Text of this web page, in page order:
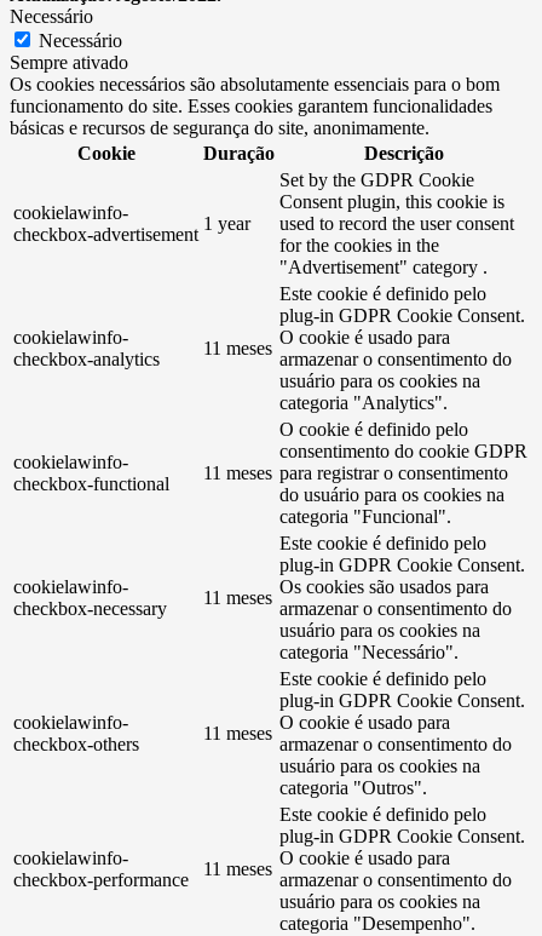
Necessário
Necessário
Sempre ativado
Os cookies necessários são absolutamente essenciais para o bom
funcionamento do site. Esses cookies garantem funcionalidades
básicas e recursos de segurança do site, anonimamente.
Cookie
Duração Descrição
cookielawinfo-
checkbox-advertisement
1 year
Set by the GDPR Cookie
Consent plugin, this cookie is
used to record the user consent
for the cookies in the
"Advertisement" category .
cookielawinfo-
checkbox-analytics
11 meses
Este cookie é definido pelo
plug-in GDPR Cookie Consent.
O cookie é usado para
armazenar o consentimento do
usuário para os cookies na
categoria "Analytics".
cookielawinfo-
checkbox-functional
11 meses
O cookie é definido pelo
consentimento do cookie GDPR
para registrar o consentimento
do usuário para os cookies na
categoria "Funcional".
cookielawinfo-
checkbox-necessary
11 meses
Este cookie é definido pelo
plug-in GDPR Cookie Consent.
Os cookies são usados ​​para
armazenar o consentimento do
usuário para os cookies na
categoria "Necessário".
cookielawinfo-
checkbox-others
11 meses
Este cookie é definido pelo
plug-in GDPR Cookie Consent.
O cookie é usado para
armazenar o consentimento do
usuário para os cookies na
categoria "Outros".
cookielawinfo-
checkbox-performance
11 meses
Este cookie é definido pelo
plug-in GDPR Cookie Consent.
O cookie é usado para
armazenar o consentimento do
usuário para os cookies na
categoria "Desempenho".